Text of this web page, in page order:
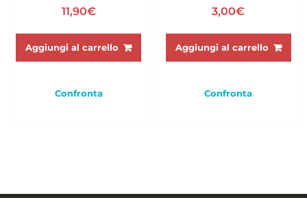
11,90€
Aggiungi al carrello
Confronta
3,00€
Aggiungi al carrello
Confronta